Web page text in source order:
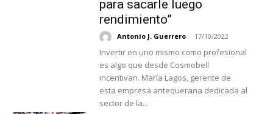
para sacarle luego
rendimiento”
Antonio J. Guerrero - 17/10/2022
Invertir en uno mismo como profesional
es algo que desde Cosmobell
incentivan. María Lagos, gerente de
esta empresa antequerana dedicada al
sector de la...